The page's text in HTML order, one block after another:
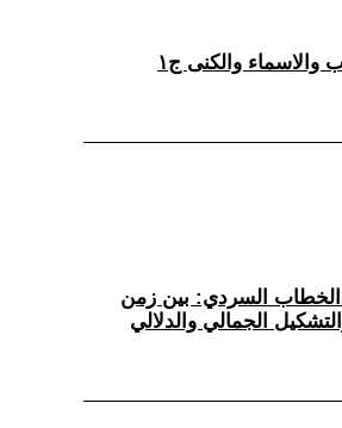
الخطاب السردي: بين زمن
الجمالي والدلالي